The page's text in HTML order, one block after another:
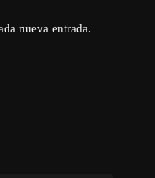
nueva entrada.